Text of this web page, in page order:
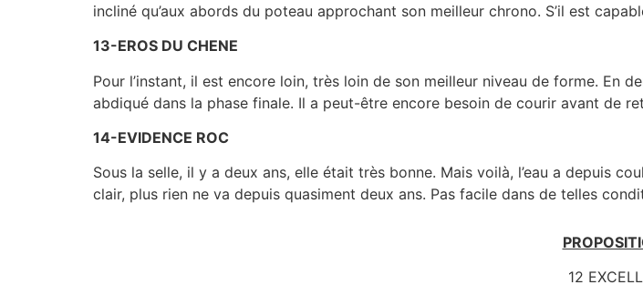
incliné qu’aux abords du poteau approchant son meilleur chrono. S’il est
13-EROS DU CHENE
Pour l’instant, il est encore loin, très loin de son meilleur niveau de forme. En
abdiqué dans la phase finale. Il a peut-être encore besoin de courir avant de
14-EVIDENCE ROC
Sous la selle, il y a deux ans, elle était très bonne. Mais voilà, l’eau a depuis
clair, plus rien ne va depuis quasiment deux ans. Pas facile dans de telles
12